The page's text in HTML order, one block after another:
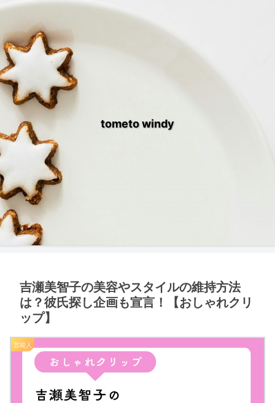
tometo windy
吉瀬美智子の美容やスタイルの維持方法
は？彼氏探し企画も宣言！【おしゃれクリ
ップ】
芸能人